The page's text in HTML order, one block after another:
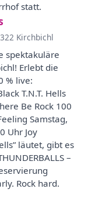
statt.
Kirchbichl
spektakuläre
Erlebt die
% live:
T.N.T. Hells
Be Rock 100
Samstag,
Uhr Joy
läutet, gibt es
–
Rock hard.